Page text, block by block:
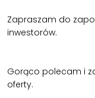
Zapraszam do
inwestorów.
Gorąco polecam i
oferty.